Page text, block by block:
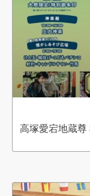
高塚愛宕地蔵